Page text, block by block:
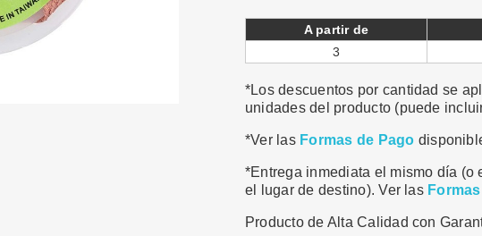
A partir de
3
*Los descuentos por cantidad se
unidades del producto (puede
*Ver las Formas de Pago
*Entrega inmediata el mismo día (o
el lugar de destino). Ver las
Producto de Alta Calidad con